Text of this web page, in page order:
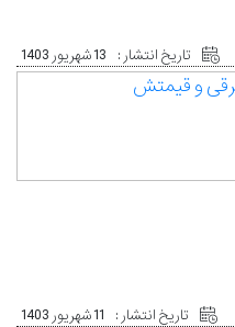
تاریخ انتشار : 13 شهریور 1403
تاریخ انتشار : 11 شهریور 1403